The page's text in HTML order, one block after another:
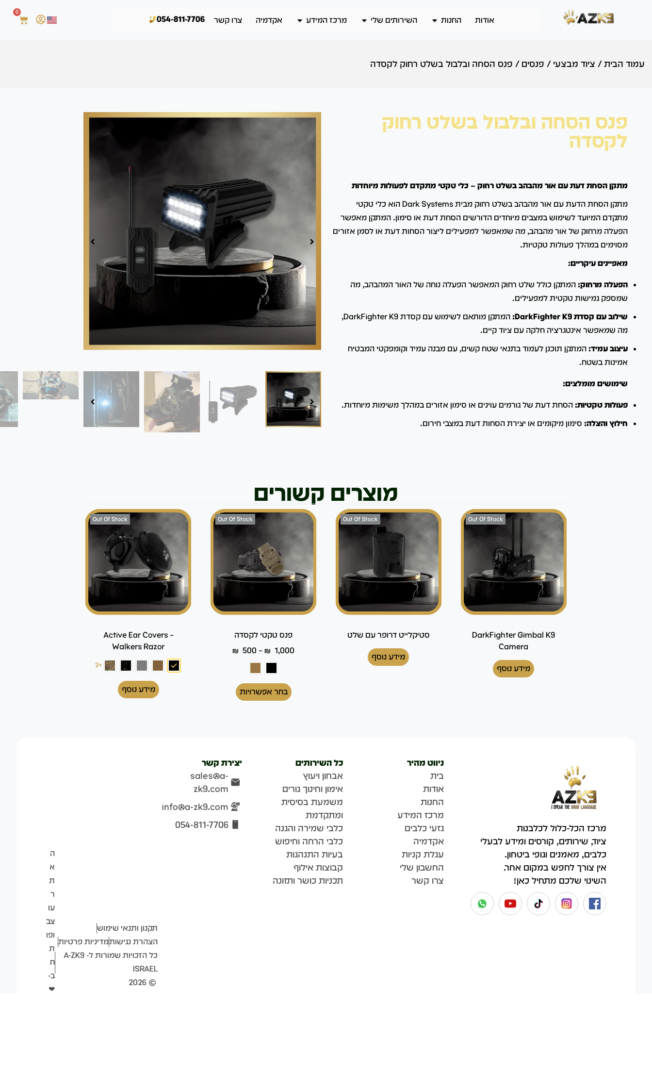
אודות החנות השירותים שלי מרכז המידע אקדמיה צרו קשר 054-811-7706
0
עמוד הבית / ציוד מבצעי / פנסים / פנס הסחה ובלבול בשלט רחוק לקסדה
פנס הסחה ובלבול בשלט רחוק
לקסדה
מתקן הסחת דעת עם אור מהבהב בשלט רחוק – כלי טקטי מתקדם לפעולות מיוחדות
מתקן הסחת הדעת עם אור מהבהב בשלט רחוק מבית Dark Systems הוא כלי טקטי
מתקדם המיועד לשימוש במצבים מיוחדים הדורשים הסחת דעת או סימון. המתקן מאפשר
הפעלה מרחוק של אור מהבהב, מה שמאפשר למפעילים ליצור הסחות דעת או לסמן אזורים
מסוימים במהלך פעולות טקטיות.
מאפיינים עיקריים:
הפעלה מרחוק: המתקן כולל שלט רחוק המאפשר הפעלה נוחה של האור המהבהב, מה
שמספק גמישות טקטית למפעילים.
שילוב עם קסדת DarkFighter K9:
המתקן מותאם לשימוש עם קסדת DarkFighter K9,
מה שמאפשר אינטגרציה חלקה עם ציוד קיים.
עיצוב עמיד: המתקן תוכנן לעמוד בתנאי שטח קשים, עם מבנה עמיד וקומפקטי המבטיח
אמינות בשטח.
שימושים מומלצים:
פעולות טקטיות: הסחת דעת של גורמים עוינים או סימון אזורים במהלך משימות מיוחדות.
חילוץ והצלה: סימון מיקומים או יצירת הסחות דעת במצבי חירום.
מוצרים קשורים
Out Of Stock
DarkFighter Gimbal K9
Camera
מידע נוסף
Out Of Stock
סטיקלייט דרופר עם שלט
מידע נוסף
Out Of Stock
פנס טקטי לקסדה
₪ 500 –₪ 1,000
בחר אפשרויות
Out Of Stock
Active Ear Covers –
Walkers Razor
+2
מידע נוסף
מרכז הכל-כלול לכלבנות
ציוד, שירותים, קורסים ומידע לבעלי
כלבים, מאמנים וגופי ביטחון.
אין צורך לחפש במקום אחר.
השינוי שלכם מתחיל כאן!
ניווט מהיר
בית
אודות
החנות
מרכז המידע
גזעי כלבים
אקדמיה
עגלת קניות
החשבון שלי
צרו קשר
כל השירותים
אבחון ויעוץ
אימון וחינוך גורים
משמעת בסיסית
ומתקדמת
כלבי שמירה והגנה
כלבי הרחה וחיפוש
בעיות התנהגות
קבוצות אילוף
תכניות כושר ותזונה
יצירת קשר
sales@a-
zk9.com
info@a-zk9.com
054-811-7706
תקנון ותנאי שימוש
הצהרת נגישותמדיניות פרטיות
כל הזכויות שמורות ל- A-ZK9
ISRAEL
2026
ה
א
ת
ר
עו
צב
ופו
ת
ח
ב-
❤